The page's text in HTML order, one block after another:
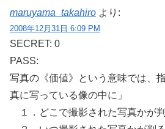
maruyama_takahiro より:
2008年12月31日 6:09 PM
SECRET: 0
PASS:
写真の《価値》という意味では、
真に写っている像の中に」
１．どこで撮影された写真かが